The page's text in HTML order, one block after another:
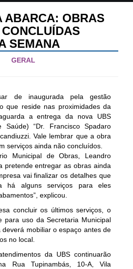
ABARCA: OBRAS
SEMANA
GERAL
de inaugurada pela gestão
que reside nas proximidades da
a entrega da nova UBS
Saúde) “Dr. Francisco Spadaro
Vale lembrar que a obra
serviços ainda não concluídos.
Municipal de Obras, Leandro
pretende entregar as obras ainda
vai finalizar os detalhes que
há alguns serviços para eles
explicou.
concluir os últimos serviços, o
para uso da Secretaria Municipal
mobiliar o espaço antes de
no local.
da UBS continuarão
Rua Tupinambás, 10-A, Vila